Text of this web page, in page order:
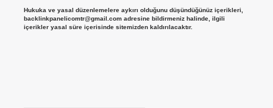
Hukuka ve yasal düzenlemelere aykırı olduğunu düşündüğünüz içerikleri,
backlinkpanelicomtr@gmail.comadresine bildirmeniz halinde, ilgili
içerikler yasal süre içerisinde sitemizden kaldırılacaktır.